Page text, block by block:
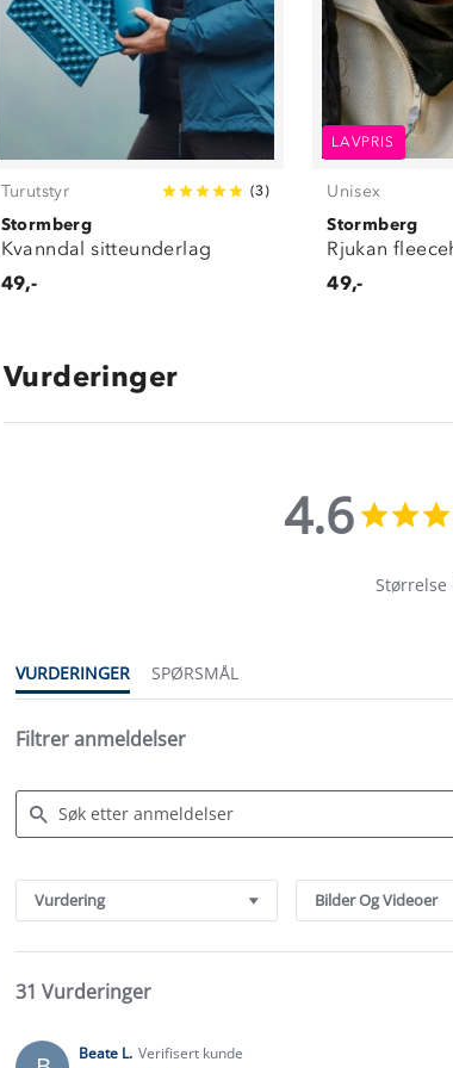
Turutstyr (3)
Stormberg
Kvanndal sitteunderlag
49,-
LAVPRIS
Unisex
Stormberg
Rjukan
49,-
Vurderinger
4.6
Størrelse
VURDERINGER
SPØRSMÅL
Filtrer anmeldelser
Reviews
Vurdering Bilder Og Videoer
31 Vurderinger
Beate L. Verifisert kunde